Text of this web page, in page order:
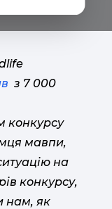
з 7 000
конкурсу
мавпи,
на
конкурсу,
нам, як